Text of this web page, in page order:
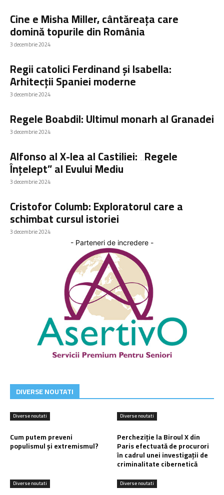
Cine e Misha Miller, cântăreața care
domină topurile din România
3 decembrie 2024
Regii catolici Ferdinand și Isabella:
Arhitecții Spaniei moderne
3 decembrie 2024
Regele Boabdil: Ultimul monarh al Granadei
3 decembrie 2024
Alfonso al X-lea al Castiliei: „Regele
Înțelept” al Evului Mediu
3 decembrie 2024
Cristofor Columb: Exploratorul care a
schimbat cursul istoriei
3 decembrie 2024
- Parteneri de incredere -
DIVERSE NOUTATI
Diverse noutati
Cum putem preveni
populismul și extremismul?
Diverse noutati
Percheziție la Biroul X din
Paris efectuată de procurori
în cadrul unei investigații de
criminalitate cibernetică
Diverse noutati Diverse noutati